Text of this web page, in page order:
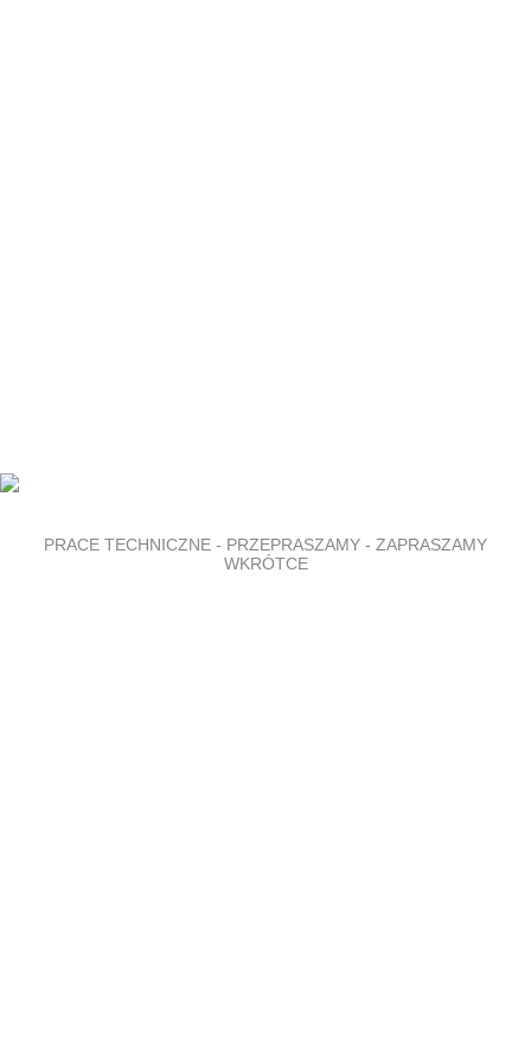
PRACE TECHNICZNE - PRZEPRASZAMY - ZAPRASZAMY
WKRÓTCE